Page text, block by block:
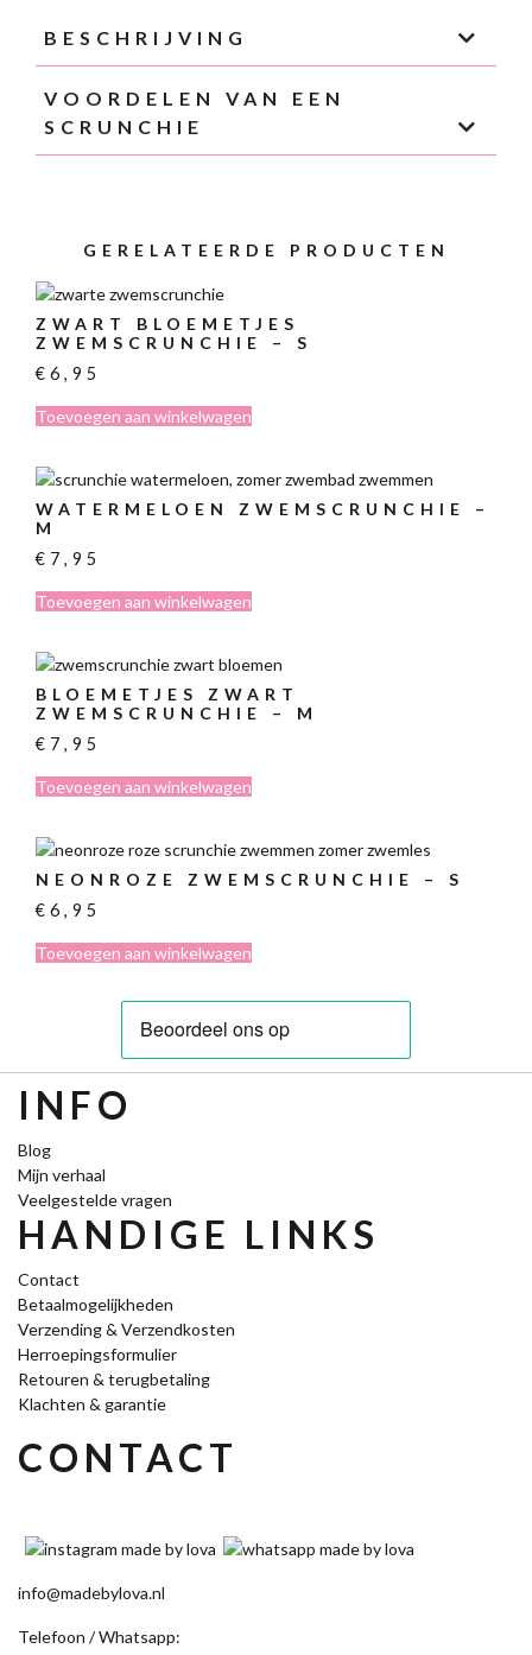
BESCHRIJVING
VOORDELEN VAN EEN
SCRUNCHIE
GERELATEERDE PRODUCTEN
ZWART BLOEMETJES
ZWEMSCRUNCHIE – S
€ 6,95
Toevoegen aan winkelwagen
WATERMELOEN ZWEMSCRUNCHIE –
M
€ 7,95
Toevoegen aan winkelwagen
BLOEMETJES ZWART
ZWEMSCRUNCHIE – M
€ 7,95
Toevoegen aan winkelwagen
NEONROZE ZWEMSCRUNCHIE – S
€ 6,95
Toevoegen aan winkelwagen
INFO
Blog
Mijn verhaal
Veelgestelde vragen
HANDIGE LINKS
Contact
Betaalmogelijkheden
Verzending & Verzendkosten
Herroepingsformulier
Retouren & terugbetaling
Klachten & garantie
CONTACT
info@madebylova.nl
Telefoon / Whatsapp: